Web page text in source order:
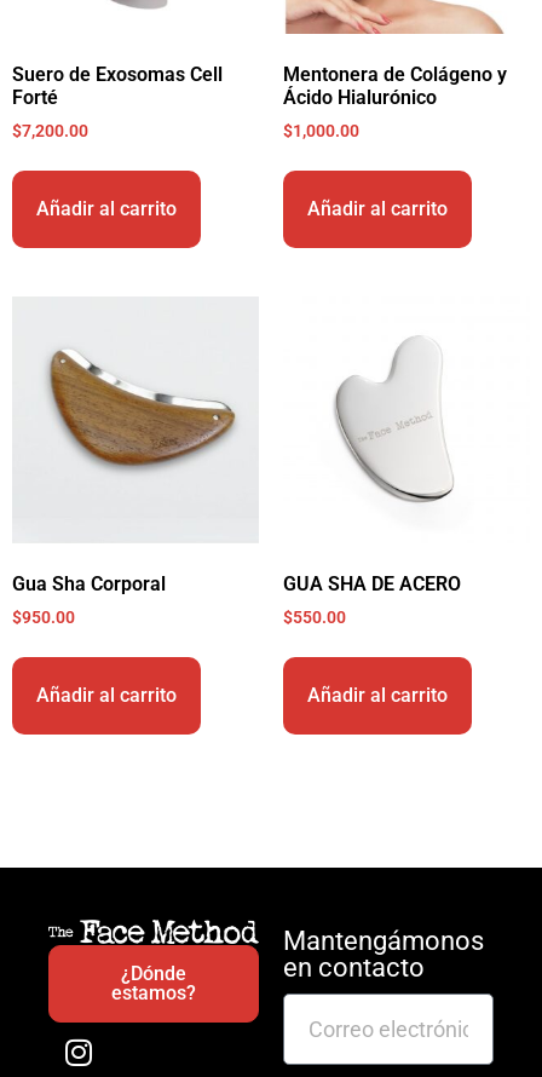
Suero de Exosomas Cell
Forté
$7,200.00
Añadir al carrito
Mentonera de Colágeno y
Ácido Hialurónico
$1,000.00
Añadir al carrito
Gua Sha Corporal
$950.00
Añadir al carrito
GUA SHA DE ACERO
$550.00
Añadir al carrito
¿Dónde
estamos?
Mantengámonos
en contacto